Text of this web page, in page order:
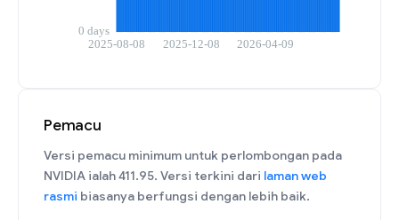
Pemacu
Versi pemacu minimum untuk perlombongan pada
NVIDIA ialah 411.95. Versi terkini dari laman web
rasmi biasanya berfungsi dengan lebih baik.